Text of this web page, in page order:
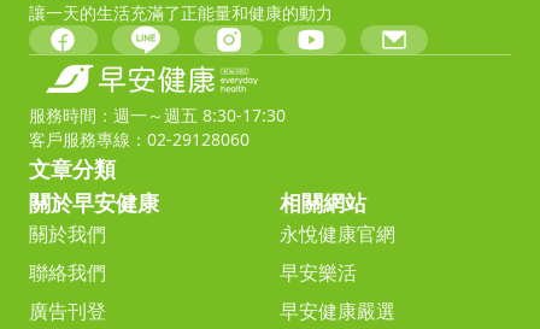
讓一天的生活充滿了正能量和健康的動力
服務時間：週一～週五 8:30-17:30
客戶服務專線：02-29128060
文章分類
關於早安健康
關於我們
聯絡我們
廣告刊登
相關網站
永悅健康官網
早安樂活
早安健康嚴選